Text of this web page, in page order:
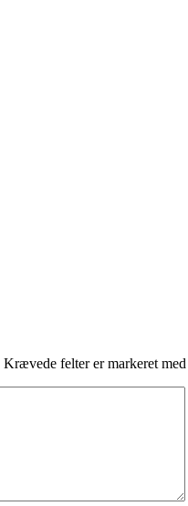
Krævede felter er markeret med